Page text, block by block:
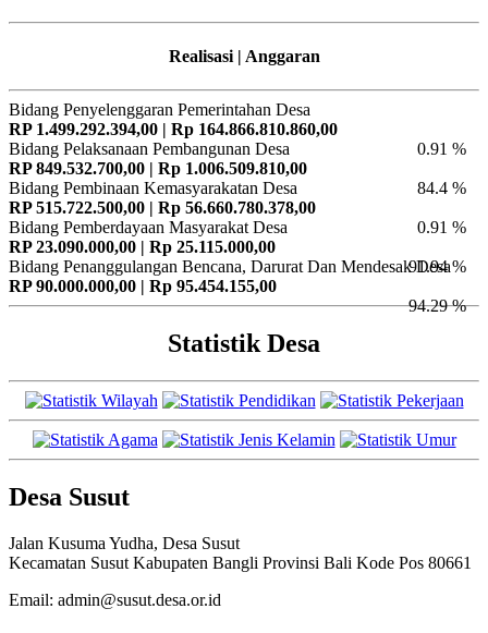
Realisasi | Anggaran
Bidang Penyelenggaran Pemerintahan Desa
RP 1.499.292.394,00 | Rp 164.866.810.860,00
0.91 %
Bidang Pelaksanaan Pembangunan Desa
RP 849.532.700,00 | Rp 1.006.509.810,00
84.4 %
Bidang Pembinaan Kemasyarakatan Desa
RP 515.722.500,00 | Rp 56.660.780.378,00
0.91 %
Bidang Pemberdayaan Masyarakat Desa
RP 23.090.000,00 | Rp 25.115.000,00
91.94 %
Bidang Penanggulangan Bencana, Darurat Dan Mendesak Desa
RP 90.000.000,00 | Rp 95.454.155,00
94.29 %
Statistik Desa
Desa Susut
Jalan Kusuma Yudha, Desa Susut
Kecamatan Susut Kabupaten Bangli Provinsi Bali Kode Pos 80661
Email: admin@susut.desa.or.id